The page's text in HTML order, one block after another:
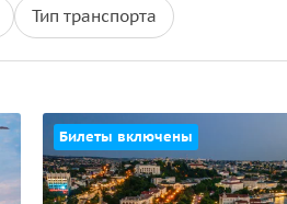
Тип транспорта
Билеты включены